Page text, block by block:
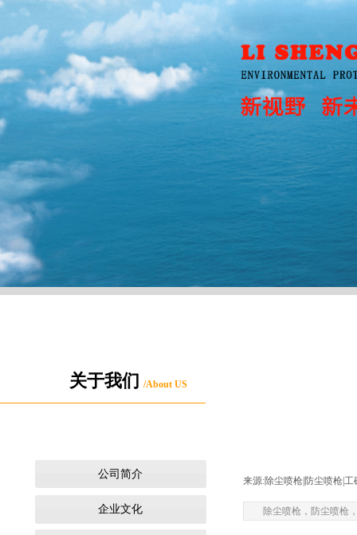
关于我们 /About US
来源:除尘喷枪|防尘喷枪|
除尘喷枪，防尘喷枪
公司简介
企业文化